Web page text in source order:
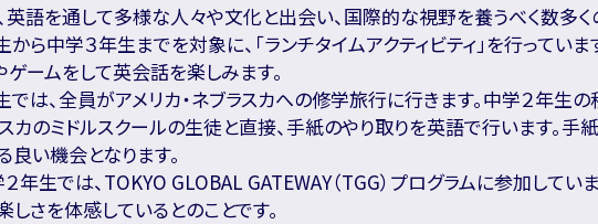
英語を通して多様な人々や文化と出会い、国際的な視野を養うべく数多く
から中学３年生までを対象に、「ランチタイムアクティビティ」を行ってい
ゲームをして英会話を楽しみます。
では、全員がアメリカ・ネブラスカへの修学旅行に行きます。中学２年生の
スカのミドルスクールの生徒と直接、手紙のやり取りを英語で行います。
良い機会となります。
２年生では、TOKYO GLOBAL GATEWAY（TGG）プログラムに参加して
しさを体感しているとのことです。